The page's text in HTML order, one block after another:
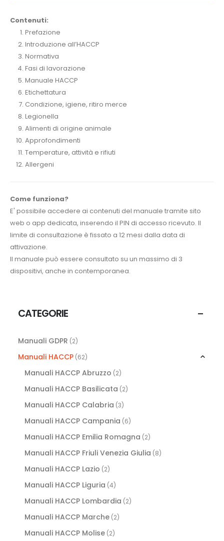
Contenuti:
Prefazione
Introduzione all’HACCP
Normativa
Fasi di lavorazione
Manuale HACCP
Etichettatura
Condizione, igiene, ritiro merce
Legionella
Alimenti di origine animale
Approfondimenti
Temperature, attività e rifiuti
Allergeni
Come funziona?
E' possibile accedere ai contenuti del manuale tramite sito
web o app dedicata, inserendo il PIN di accesso ricevuto. Il
limite di consultazione è fissato a 12 mesi dalla data di
attivazione.
Il manuale può essere consultato su un massimo di 3
dispositivi, anche in contemporanea.
CATEGORIE
Manuali GDPR (2)
Manuali HACCP (62)
Manuali HACCP Abruzzo (2)
Manuali HACCP Basilicata (2)
Manuali HACCP Calabria (3)
Manuali HACCP Campania (6)
Manuali HACCP Emilia Romagna (2)
Manuali HACCP Friuli Venezia Giulia (8)
Manuali HACCP Lazio (2)
Manuali HACCP Liguria (4)
Manuali HACCP Lombardia (2)
Manuali HACCP Marche (2)
Manuali HACCP Molise (2)